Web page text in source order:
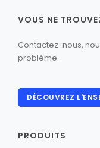
VOUS NE
Contactez-nous,
problème.
DÉCOUVREZ
PRODUITS